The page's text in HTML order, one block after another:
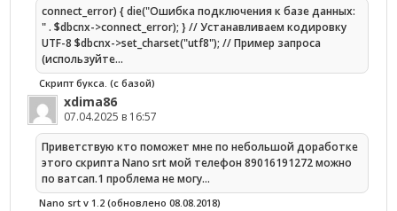
connect_error) { die("Ошибка подключения к базе данных:
" . $dbcnx->connect_error); } // Устанавливаем кодировку
UTF-8 $dbcnx->set_charset("utf8"); // Пример запроса
(используйте…
Скрипт букса. (с базой)
xdima86
07.04.2025 в 16:57
Приветствую кто поможет мне по небольшой доработке
этого скрипта Nano srt мой телефон 89016191272 можно
по ватсап.1 проблема не могу…
Nano srt v 1.2 (обновлено 08.08.2018)